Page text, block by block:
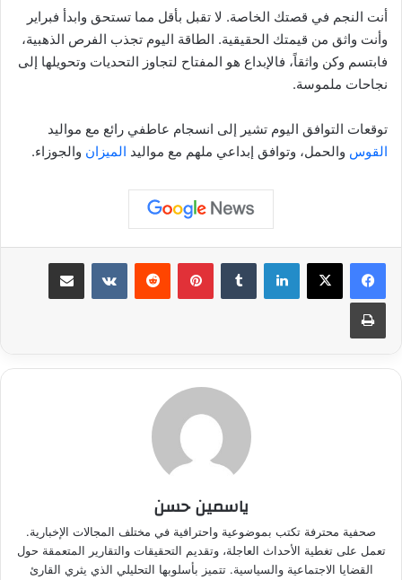
أنت النجم في قصتك الخاصة. لا تقبل بأقل مما تستحق وابدأ فبراير
وأنت واثق من قيمتك الحقيقية. الطاقة اليوم تجذب الفرص الذهبية،
فابتسم وكن واثقاً، فالإبداع هو المفتاح لتجاوز التحديات وتحويلها إلى
نجاحات ملموسة.
توقعات التوافق اليوم تشير إلى انسجام عاطفي رائع مع مواليد
القوس والحمل، وتوافق إبداعي ملهم مع مواليد الميزان والجوزاء.
لينكدإن بينتيريست مشاركة عبر البريد
طباعة
ياسمين حسن
صحفية محترفة تكتب بموضوعية واحترافية في مختلف المجالات الإخبارية.
تعمل على تغطية الأحداث العاجلة، وتقديم التحقيقات والتقارير المتعمقة حول
القضايا الاجتماعية والسياسية. تتميز بأسلوبها التحليلي الذي يثري القارئ